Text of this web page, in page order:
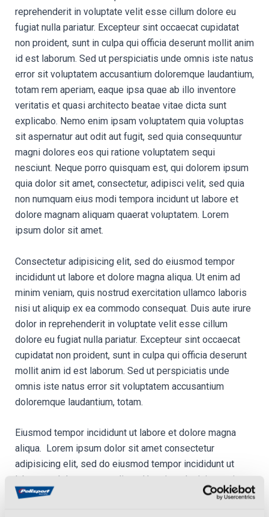
reprehenderit in voluptate velit esse cillum dolore eu
fugiat nulla pariatur. Excepteur sint occaecat cupidatat
non proident, sunt in culpa qui officia deserunt mollit anim
id est laborum. Sed ut perspiciatis unde omnis iste natus
error sit voluptatem accusantium doloremque laudantium,
totam rem aperiam, eaque ipsa quae ab illo inventore
veritatis et quasi architecto beatae vitae dicta sunt
explicabo. Nemo enim ipsam voluptatem quia voluptas
sit aspernatur aut odit aut fugit, sed quia consequuntur
magni dolores eos qui ratione voluptatem sequi
nesciunt. Neque porro quisquam est, qui dolorem ipsum
quia dolor sit amet, consectetur, adipisci velit, sed quia
non numquam eius modi tempora incidunt ut labore et
dolore magnam aliquam quaerat voluptatem. Lorem
ipsum dolor sit amet.
Consectetur adipisicing elit, sed do eiusmod tempor
incididunt ut labore et dolore magna aliqua. Ut enim ad
minim veniam, quis nostrud exercitation ullamco laboris
nisi ut aliquip ex ea commodo consequat. Duis aute irure
dolor in reprehenderit in voluptate velit esse cillum
dolore eu fugiat nulla pariatur. Excepteur sint occaecat
cupidatat non proident, sunt in culpa qui officia deserunt
mollit anim id est laborum. Sed ut perspiciatis unde
omnis iste natus error sit voluptatem accusantium
doloremque laudantium, totam.
Eiusmod tempor incididunt ut labore et dolore magna
aliqua. Lorem ipsum dolor sit amet consectetur
adipisicing elit, sed do eiusmod tempor incididunt ut
labore et dolore magna aliqua. Ut enim ad minim veniam,
quis nostrud exercitation ullamco laboris nisi ut aliquip